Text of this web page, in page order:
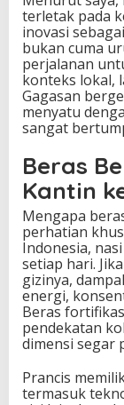
terletak pada
inovasi
bukan cuma
perjalanan
konteks lokal,
Gagasan
menyatu
sangat
Beras
Kantin
Mengapa
perhatian
Indonesia,
setiap hari.
gizinya,
energi,
Beras
pendekatan
dimensi segar
Prancis
termasuk